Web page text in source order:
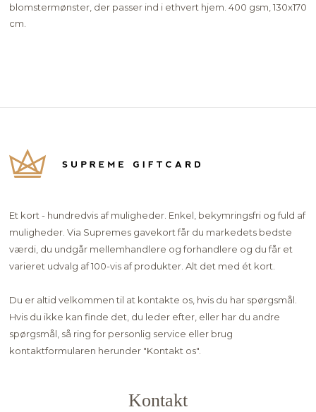
blomstermønster, der passer ind i ethvert hjem. 400 gsm, 130x170
cm.
Et kort - hundredvis af muligheder. Enkel, bekymringsfri og fuld af
muligheder. Via Supremes gavekort får du markedets bedste
værdi, du undgår mellemhandlere og forhandlere og du får et
varieret udvalg af 100-vis af produkter. Alt det med ét kort.
Du er altid velkommen til at kontakte os, hvis du har spørgsmål.
Hvis du ikke kan finde det, du leder efter, eller har du andre
spørgsmål, så ring for personlig service eller brug
kontaktformularen herunder "Kontakt os".
Kontakt